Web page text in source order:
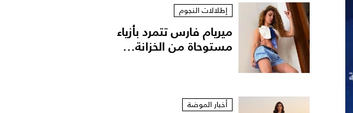
إطلالات النجوم
ميريام فارس تتمرد بأزياء
مستوحاة من الخزانة...
أخبار الموضة